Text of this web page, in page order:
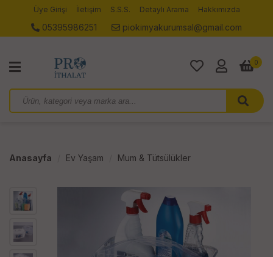
Üye Girişi İletişim S.S.S. Detaylı Arama Hakkımızda
05395986251 piokimyakurumsal@gmail.com
0
Anasayfa Ev Yaşam Mum & Tütsülükler